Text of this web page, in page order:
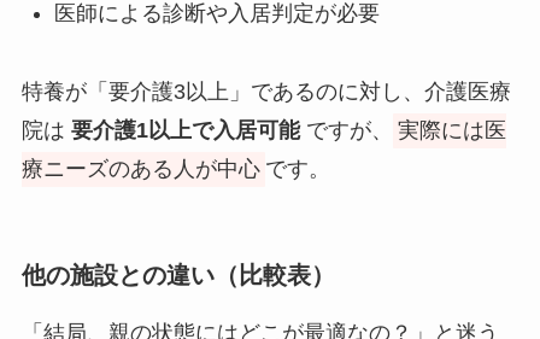
医師による診断や入居判定が必要
特養が「要介護3以上」であるのに対し、介護医療
院は 要介護1以上で入居可能ですが、
実際には医
療ニーズのある人が中心 です。
他の施設との違い（比較表）
「結局、親の状態にはどこが最適なの？」と迷う